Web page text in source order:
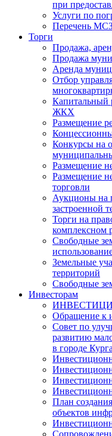
при
Услуги по
Перечень
Торги
Продажа,
Продажа
Аренда
Отбор
Капитальный
ЖКХ
Размещение
Конкурсы на
Размещение
Размещение
торговли
Аукционы на
застроенной
Торги на
комплексном
Свободные
Земельные
территорий
Свободные
Инвесторам
Обращение к
Совет по
развитию
в городе
План
объектов